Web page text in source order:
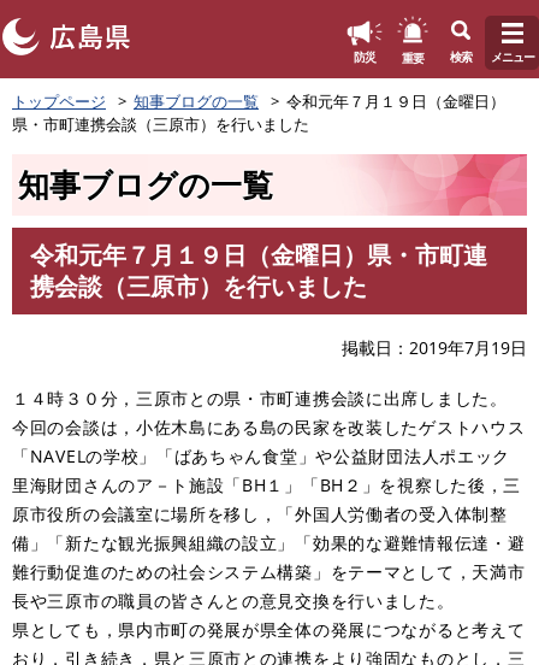
ペ
ー
ジ
防災 重要 検索 メニュー
トップページ 知事ブログの一覧
令和元年７月１９日（金曜日）
県・市町連携会談（三原市）を行いました
知事ブログの一覧
令和元年７月１９日（金曜日）県・市町連
携会談（三原市）を行いました
掲載日 2019年7月19日
１４時３０分，三原市との県・市町連携会談に出席しました。
今回の会談は，小佐木島にある島の民家を改装したゲストハウス
「NAVELの学校」「ばあちゃん食堂」や公益財団法人ポエック
里海財団さんのア－ト施設「BH１」「BH２」を視察した後，三
原市役所の会議室に場所を移し，「外国人労働者の受入体制整
備」「新たな観光振興組織の設立」「効果的な避難情報伝達・避
難行動促進のための社会システム構築」をテーマとして，天満市
長や三原市の職員の皆さんとの意見交換を行いました。
県としても，県内市町の発展が県全体の発展につながると考えて
おり，引き続き，県と三原市との連携をより強固なものとし，三